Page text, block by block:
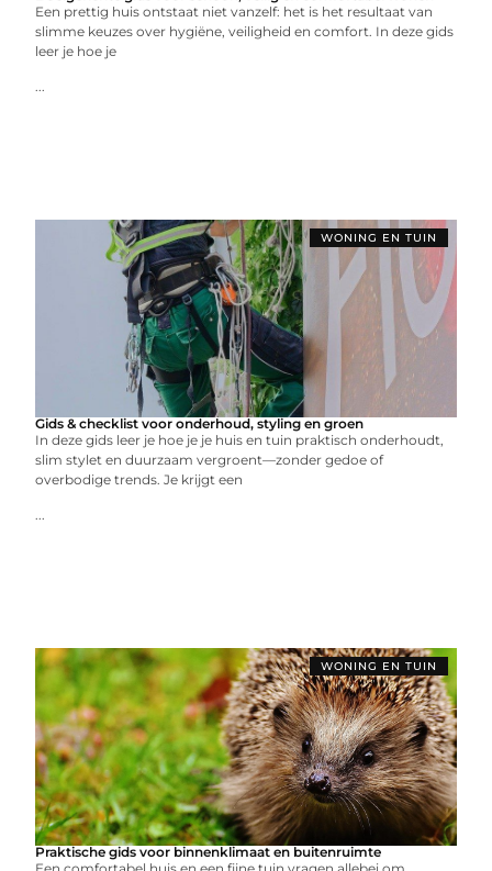
Een prettig huis ontstaat niet vanzelf: het is het resultaat van
slimme keuzes over hygiëne, veiligheid en comfort. In deze gids
leer je hoe je
...
WONING EN TUIN
Gids & checklist voor onderhoud, styling en groen
In deze gids leer je hoe je je huis en tuin praktisch onderhoudt,
slim stylet en duurzaam vergroent—zonder gedoe of
overbodige trends. Je krijgt een
...
WONING EN TUIN
Praktische gids voor binnenklimaat en buitenruimte